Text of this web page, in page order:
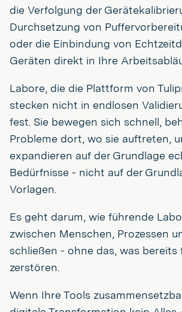
die Verfolgung der
Durchsetzung von
oder die Einbindung von
Geräten direkt in Ihre
Labore, die die Plattform von
stecken nicht in endlosen
fest. Sie bewegen sich schnell,
Probleme dort, wo sie auftreten,
expandieren auf der Grundlage
Bedürfnisse - nicht auf der
Vorlagen.
Es geht darum, wie führende
zwischen Menschen, Prozessen
schließen - ohne das, was
zerstören.
Wenn Ihre Tools